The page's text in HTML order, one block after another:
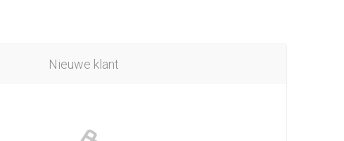
Nieuwe klant